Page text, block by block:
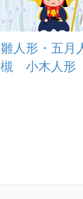
雛人形・五
槻 小木人形